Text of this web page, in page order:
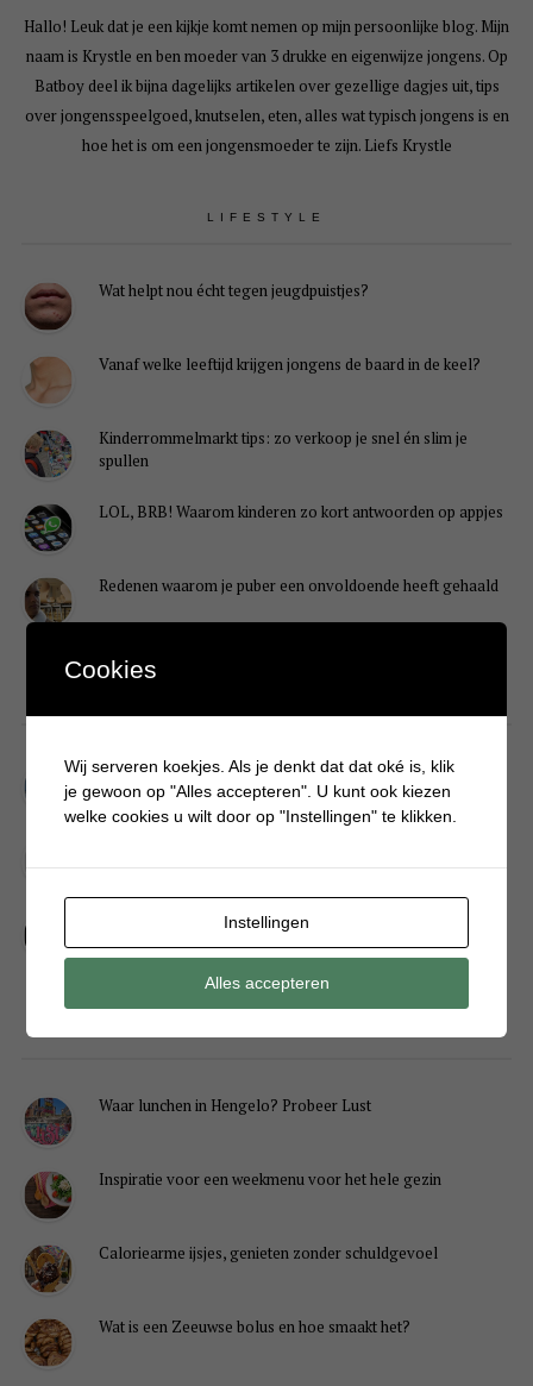
Hallo! Leuk dat je een kijkje komt nemen op mijn persoonlijke blog. Mijn
naam is Krystle en ben moeder van 3 drukke en eigenwijze jongens. Op
Batboy deel ik bijna dagelijks artikelen over gezellige dagjes uit, tips
over jongensspeelgoed, knutselen, eten, alles wat typisch jongens is en
hoe het is om een jongensmoeder te zijn. Liefs Krystle
LIFESTYLE
Wat helpt nou écht tegen jeugdpuistjes?
Vanaf welke leeftijd krijgen jongens de baard in de keel?
Kinderrommelmarkt tips: zo verkoop je snel én slim je
spullen
LOL, BRB! Waarom kinderen zo kort antwoorden op appjes
Redenen waarom je puber een onvoldoende heeft gehaald
Simpele DIY: Maak een geurroos van watten
Sneeuwpopkrans maken om bij de voordeur te hangen
Waar lunchen in Hengelo? Probeer Lust
Inspiratie voor een weekmenu voor het hele gezin
Caloriearme ijsjes, genieten zonder schuldgevoel
Wat is een Zeeuwse bolus en hoe smaakt het?
Cookies
Wij serveren koekjes. Als je denkt dat dat oké is, klik
je gewoon op "Alles accepteren". U kunt ook kiezen
welke cookies u wilt door op "Instellingen" te klikken.
Instellingen
Alles accepteren